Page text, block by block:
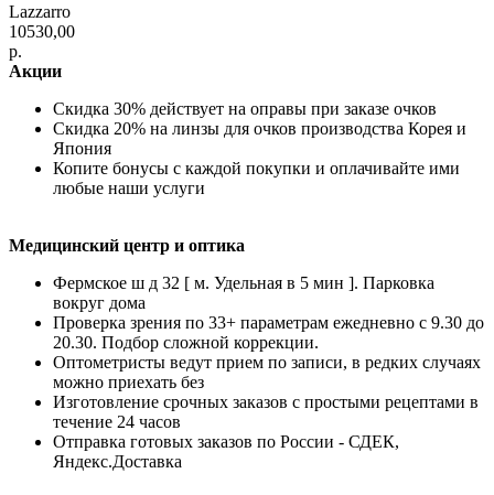
Lazzarro
10530,00
р.
Акции
Скидка 30% действует на оправы при заказе очков
Скидка 20% на линзы для очков производства Корея и
Япония
Копите бонусы с каждой покупки и оплачивайте ими
любые наши услуги
Медицинский центр и оптика
Фермское ш д 32 [ м. Удельная в 5 мин ]. Парковка
вокруг дома
Проверка зрения по 33+ параметрам ежедневно с 9.30 до
20.30. Подбор сложной коррекции.
Оптометристы ведут прием по записи, в редких случаях
можно приехать без
Изготовление срочных заказов с простыми рецептами в
течение 24 часов
Отправка готовых заказов по России - СДЕК,
Яндекс.Доставка